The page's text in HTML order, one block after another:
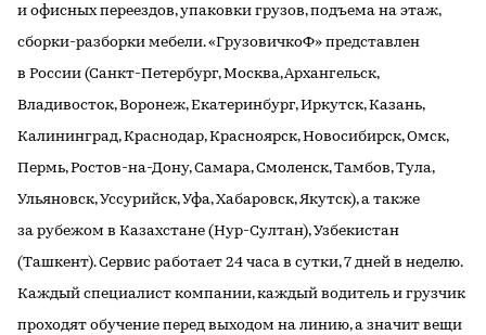
и офисных переездов, упаковки грузов, подъема на этаж,
сборки-разборки мебели. «ГрузовичкоФ» представлен
в России (Санкт-Петербург, Москва, Архангельск,
Владивосток, Воронеж, Екатеринбург, Иркутск, Казань,
Калининград, Краснодар, Красноярск, Новосибирск, Омск,
Пермь, Ростов-на-Дону, Самара, Смоленск, Тамбов, Тула,
Ульяновск, Уссурийск, Уфа, Хабаровск, Якутск), а также
за рубежом в Казахстане (Нур-Султан), Узбекистан
(Ташкент). Сервис работает 24 часа в сутки, 7 дней в неделю.
Каждый специалист компании, каждый водитель и грузчик
проходят обучение перед выходом на линию, а значит вещи